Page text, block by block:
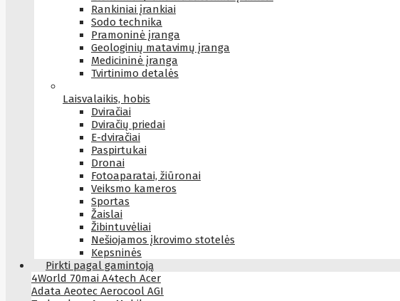
Rankiniai įrankiai
Sodo technika
Pramoninė įranga
Geologinių matavimų įranga
Medicininė įranga
Tvirtinimo detalės
Laisvalaikis, hobis
Dviračiai
Dviračių priedai
E-dviračiai
Paspirtukai
Dronai
Fotoaparatai, žiūronai
Veiksmo kameros
Sportas
Žaislai
Žibintuvėliai
Nešiojamos įkrovimo stotelės
Kepsninės
Pirkti pagal gamintoją
4World 70mai A4tech Acer
Adata Aeotec Aerocool AGI